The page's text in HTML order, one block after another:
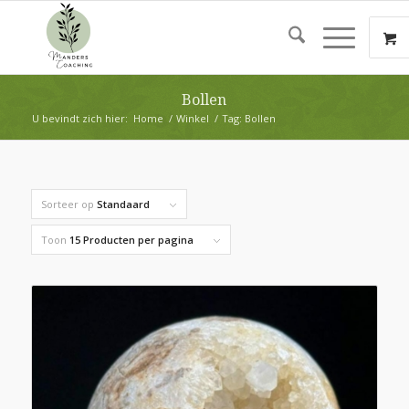
Bollen
U bevindt zich hier: Home / Winkel / Tag: Bollen
Sorteer op Standaard
Toon 15 Producten per pagina